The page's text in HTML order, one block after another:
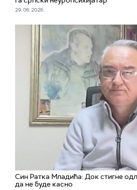
29. 06. 2026.
Син Ратка Младића: Док стигне
да не буде касно